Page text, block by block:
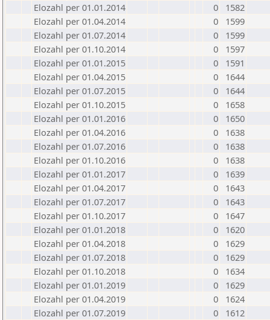
Elozahl per 01.01.2014
0
1582
Elozahl per 01.04.2014
0
1599
Elozahl per 01.07.2014
0
1599
Elozahl per 01.10.2014
0
1597
Elozahl per 01.01.2015
0
1591
Elozahl per 01.04.2015
0
1644
Elozahl per 01.07.2015
0
1644
Elozahl per 01.10.2015
0
1658
Elozahl per 01.01.2016
0
1650
Elozahl per 01.04.2016
0
1638
Elozahl per 01.07.2016
0
1638
Elozahl per 01.10.2016
0
1638
Elozahl per 01.01.2017
0
1639
Elozahl per 01.04.2017
0
1643
Elozahl per 01.07.2017
0
1643
Elozahl per 01.10.2017
0
1647
Elozahl per 01.01.2018
0
1620
Elozahl per 01.04.2018
0
1629
Elozahl per 01.07.2018
0
1629
Elozahl per 01.10.2018
0
1634
Elozahl per 01.01.2019
0
1629
Elozahl per 01.04.2019
0
1624
Elozahl per 01.07.2019
0
1612